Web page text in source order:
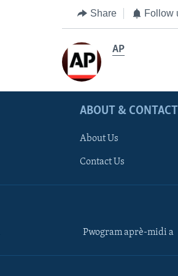
Share Follow
AP
ABOUT &
About Us
Contact Us
Pwogram aprè-midi a